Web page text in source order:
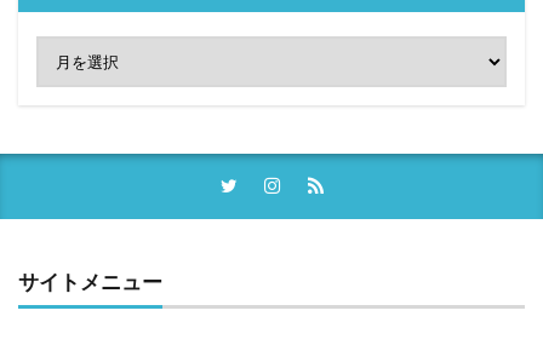
サイトメニュー